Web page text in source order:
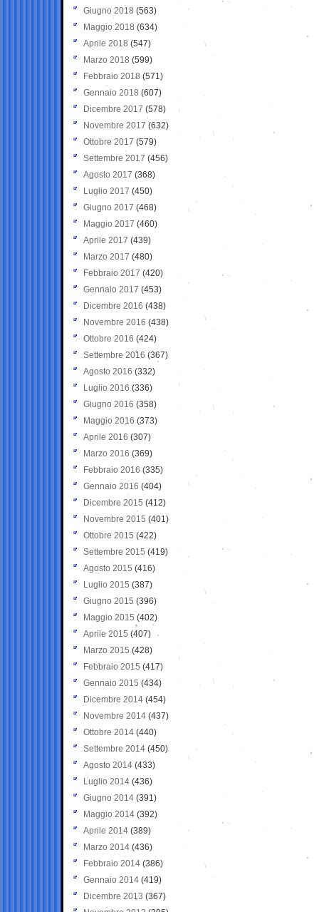
Giugno 2018 (563)
Maggio 2018 (634)
Aprile 2018 (547)
Marzo 2018 (599)
Febbraio 2018 (571)
Gennaio 2018 (607)
Dicembre 2017 (578)
Novembre 2017 (632)
Ottobre 2017 (579)
Settembre 2017 (456)
Agosto 2017 (368)
Luglio 2017 (450)
Giugno 2017 (468)
Maggio 2017 (460)
Aprile 2017 (439)
Marzo 2017 (480)
Febbraio 2017 (420)
Gennaio 2017 (453)
Dicembre 2016 (438)
Novembre 2016 (438)
Ottobre 2016 (424)
Settembre 2016 (367)
Agosto 2016 (332)
Luglio 2016 (336)
Giugno 2016 (358)
Maggio 2016 (373)
Aprile 2016 (307)
Marzo 2016 (369)
Febbraio 2016 (335)
Gennaio 2016 (404)
Dicembre 2015 (412)
Novembre 2015 (401)
Ottobre 2015 (422)
Settembre 2015 (419)
Agosto 2015 (416)
Luglio 2015 (387)
Giugno 2015 (396)
Maggio 2015 (402)
Aprile 2015 (407)
Marzo 2015 (428)
Febbraio 2015 (417)
Gennaio 2015 (434)
Dicembre 2014 (454)
Novembre 2014 (437)
Ottobre 2014 (440)
Settembre 2014 (450)
Agosto 2014 (433)
Luglio 2014 (436)
Giugno 2014 (391)
Maggio 2014 (392)
Aprile 2014 (389)
Marzo 2014 (436)
Febbraio 2014 (386)
Gennaio 2014 (419)
Dicembre 2013 (367)